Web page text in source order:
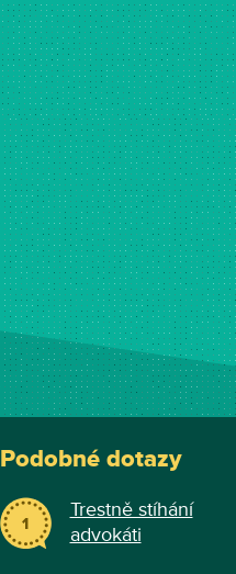
Podobné dotazy
1
Trestně stíhání
advokáti